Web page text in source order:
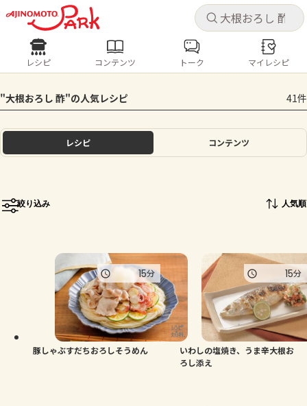
キャ
ログインするとレシピを保存できます
ログイン
ホーム
トーク
よくあるお問い合わせ
お買い物
キャ
レシピ コンテンツ
人気の食材・レシピ
きゅうり なす トマト とうもろこし
ピーマン
レシピ コンテンツ トーク マイレシピ
"大根おろし 酢"の人気レシピ 41件
レシピ コンテンツ
絞り込み 人気順
豚しゃぶすだちおろしそうめん
15分
いわしの塩焼き、うま辛大根お
ろし添え
15分